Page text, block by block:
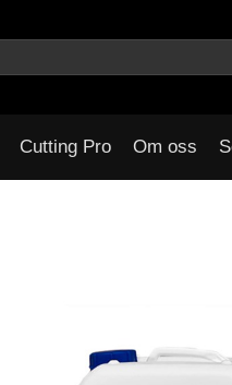
Cutting Pro Om oss